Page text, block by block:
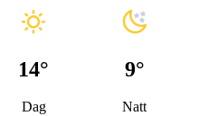
14°
Dag
9°
Natt